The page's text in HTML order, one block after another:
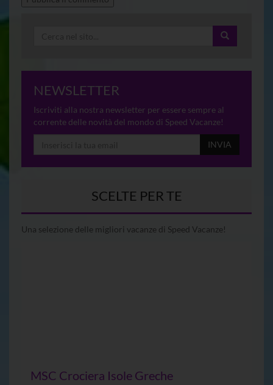
NEWSLETTER
Iscriviti alla nostra newsletter per essere sempre al
corrente delle novità del mondo di Speed Vacanze!
INVIA
SCELTE PER TE
Una selezione delle migliori vacanze di Speed Vacanze!
MSC Crociera Isole Greche